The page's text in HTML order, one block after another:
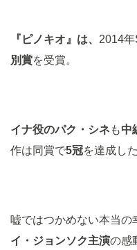
『ピノキオ』は、 2014
別賞を受賞。
イナ役のパク・シネ も中
作は同賞で5冠を達成し
嘘ではつかめない本当の
イ・ジョンソク主演の感